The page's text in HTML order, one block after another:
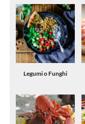
Legumi o Funghi